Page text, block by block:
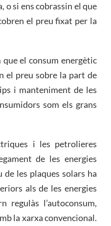
o si ens cobrassin el que
el preu fixat per la
el consum energètic
el preu sobre la part de
i manteniment de les
som els grans
i les petrolieres
de les energies
les plaques solars ha
als de les energies
regulàs l’autoconsum,
la xarxa convencional.